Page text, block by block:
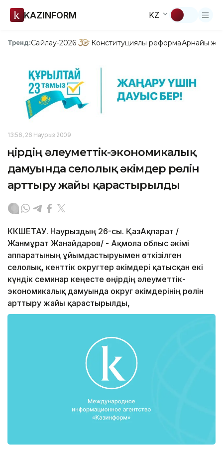
KAZINFORM KZ
Тренд:Сайлау-2026 Конституциялық реформаАрнайы
13:56, 26 Наурыз 2009
Өңірдің әлеуметтік-экономикалық
дамуында селолық әкімдер рөлін
арттыру жайы қарастырылды
КӨКШЕТАУ. Наурыздың 26-сы. ҚазАқпарат /
Жанмұрат Жанайдаров/ - Ақмола облыс әкімі
аппаратының ұйымдастыруымен өткізілген
селолық, кенттік округтер әкімдері қатысқан екі
күндік семинар кеңесте өңірдің әлеуметтік-
экономикалық дамуында округ әкімдерінің рөлін
арттыру жайы қарастырылды,